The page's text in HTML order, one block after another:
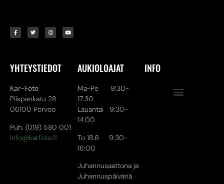
YHTEYSTIEDOT
Kar-Foto
Piispankatu 28
06100 Porvoo
Puh. (019) 580 001
info@karfoto.fi
AUKIOLOAJAT
Ma-Pe 9:30-
17:30
Lauantai 9:30-
14:00
To 18.6 9:30-
16:00
Juhannusaattona ja
Juhannuspäivänä
INFO